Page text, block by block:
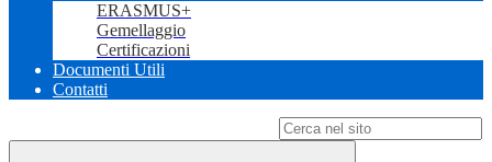
ERASMUS+
Gemellaggio
Certificazioni
Documenti Utili
Contatti